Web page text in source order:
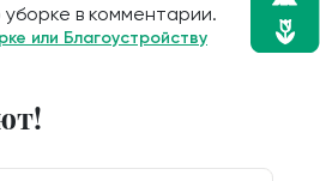
уборке в комментарии.
или Благоустройству